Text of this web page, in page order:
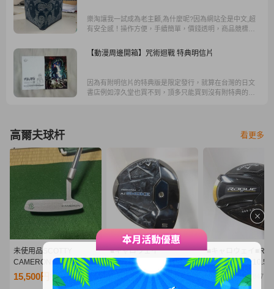
樂淘讓我一試成為老主顧,為什麼呢?因為網站全是中文,超
有安全感！操作方便，手續簡單，價錢透明，商品競標情
的商品~我就抱著試試看的心態打上我喜歡錢包的名字，結
果還果真讓我找到了。
【動漫周邊開箱】咒術迴戰 特典明信片
因為有附明信片的特典版是限定發行，就算在台灣的日文
書店例如淳久堂也買不到，頂多只能買到沒有附特典的普
高爾夫球杆 看更多
未使用品SCOTTY
CAMERON スコッティキ
ャメロン パター Lucky
Clover SELECT ニューポ
15,500円 NT3,354
■キャロウェイ
■PARADYM Ai SMOKE
MAX
5W■5W■S■SPEEDER
12,200円NT2,640
■キャロウェイ
ST ◆◆◆ LS 10.5°
WHITE 75(2022)■
8,537円NT1,847